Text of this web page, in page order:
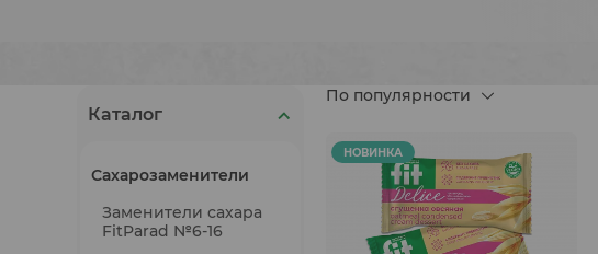
Кукурузные хлопья, смеси для
блинов, каши
Гуляши растительные
Каталог
Сахарозаменители
Заменители сахара
FitParad №6-16
По популярности
НОВИНКА